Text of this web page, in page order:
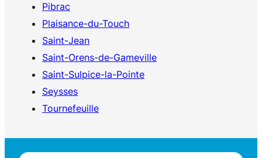
Pibrac
Plaisance-du-Touch
Saint-Jean
Saint-Orens-de-Gameville
Saint-Sulpice-la-Pointe
Seysses
Tournefeuille